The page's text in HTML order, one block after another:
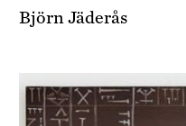
Björn Jäderås